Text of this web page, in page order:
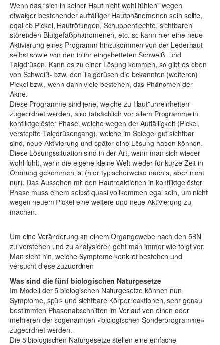
Wenn das “sich in seiner Haut nicht wohl fühlen” wegen
etwaiger bestehender auffälliger Hautphänomenen sein sollte,
egal ob Pickel, Hautrötungen, Schuppenflechte, sichtbaren
störenden Blutgefäßphänomenen, etc. so kann hier eine neue
Aktivierung eines Programm hinzukommen von der Lederhaut
selbst sowie von den in ihr eingebetteten Schweiß- und
Talgdrüsen. Kann es zu einer Lösung kommen, so gibt es eben
von Schweiß- bzw. den Talgdrüsen die bekannten (weiteren)
Pickel bzw., wenn dann viele bestehen, das Phänomen der
Akne.
Diese Programme sind jene, welche zu Haut”unreinheiten”
zugeordnet werden, also tatsächlich vor allem Programme in
konfliktgelöster Phase, welche wegen der Auffälligkeit (Pickel,
verstopfte Talgdrüsengang), welche im Spiegel gut sichtbar
sind, neue Aktivierung und später eine Lösung haben können.
Diese Lösungssituation sind in der Art, wenn man sich wieder
wohl fühlt, wenn die eigene kleine Welt wieder für kurze Zeit in
Ordnung gekommen ist (hier typischerweise nachts, aber nicht
nur). Das Aussehen mit den Hautreaktionen in konfliktgelöster
Phase muss einem selbst quasi vollkommen egal sein, um nicht
wegen neuem Pickel eine weitere und neue Aktivierung zu
machen.
Um eine Veränderung an einem Organgewebe nach den 5BN
zu verstehen und zu analysieren geht man immer wie folgt vor.
Man sieht hin, welche Symptome konkret bestehen und
versucht diese zuzuordnen
Was sind die fünf biologischen Naturgesetze
Im Modell der 5 biologischen Naturgesetze können nun
Symptome, spür- und sichtbare Körperreaktionen, sehr genau
bestimmten Phasenabschnitten im Verlauf von einen oder
mehreren der sogenannten «biologischen Sonderprogramme»
zugeordnet werden.
Die 5 biologischen Naturgesetze stellen eine einfache